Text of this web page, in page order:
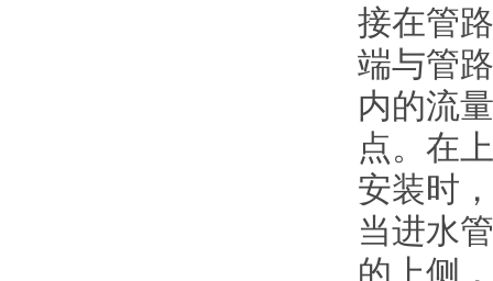
接在管
端与管
内的流
点。在
安装时
当进水
的上侧